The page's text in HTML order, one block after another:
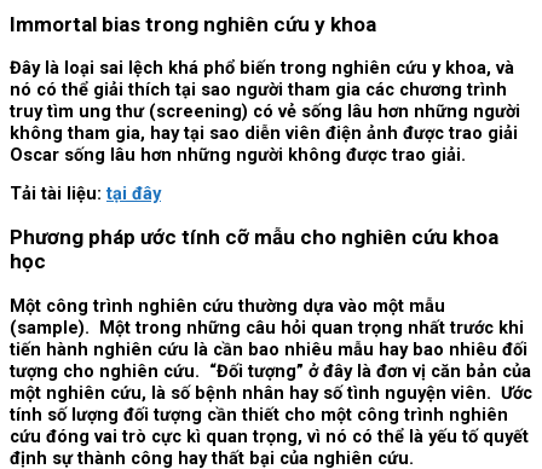
Immortal bias trong nghiên cứu y khoa
Đây là loại sai lệch khá phổ biến trong nghiên cứu y khoa, và
nó có thể giải thích tại sao người tham gia các chương trình
truy tìm ung thư (screening) có vẻ sống lâu hơn những người
không tham gia, hay tại sao diễn viên điện ảnh được trao giải
Oscar sống lâu hơn những người không được trao giải.
Tải tài liệu:tại đây
Phương pháp ước tính cỡ mẫu cho nghiên cứu khoa
học
Một công trình nghiên cứu thường dựa vào một mẫu
(sample). Một trong những câu hỏi quan trọng nhất trước khi
tiến hành nghiên cứu là cần bao nhiêu mẫu hay bao nhiêu đối
tượng cho nghiên cứu. “Đối tượng” ở đây là đơn vị căn bản của
một nghiên cứu, là số bệnh nhân hay số tình nguyện viên. Ước
tính số lượng đối tượng cần thiết cho một công trình nghiên
cứu đóng vai trò cực kì quan trọng, vì nó có thể là yếu tố quyết
định sự thành công hay thất bại của nghiên cứu.